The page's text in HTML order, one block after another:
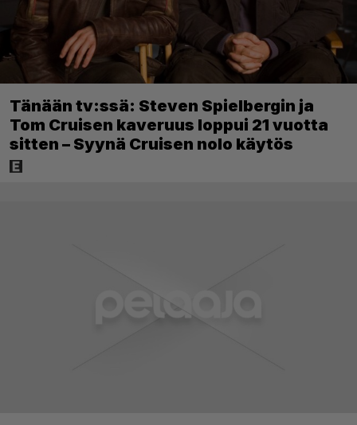
Tänään tv:ssä: Steven Spielbergin ja
Tom Cruisen kaveruus loppui 21 vuotta
sitten – Syynä Cruisen nolo käytös